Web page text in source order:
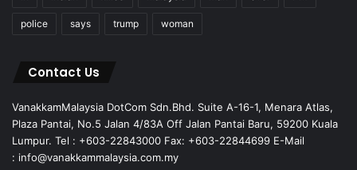
police says trump woman
Contact Us
VanakkamMalaysia DotCom Sdn.Bhd. Suite A-16-1, Menara Atlas,
Plaza Pantai, No.5 Jalan 4/83A Off Jalan Pantai Baru, 59200 Kuala
Lumpur. Tel : +603-22843000 Fax: +603-22844699 E-Mail
: info@vanakkammalaysia.com.my